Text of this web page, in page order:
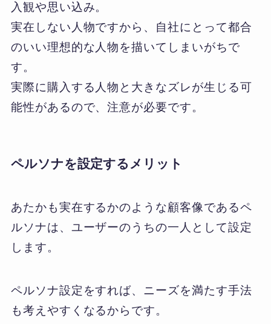
入観や思い込み。
実在しない人物ですから、自社にとって都合
のいい理想的な人物を描いてしまいがちで
す。
実際に購入する人物と大きなズレが生じる可
能性があるので、注意が必要です。
ペルソナを設定するメリット
あたかも実在するかのような顧客像であるペ
ルソナは、ユーザーのうちの一人として設定
します。
ペルソナ設定をすれば、ニーズを満たす手法
も考えやすくなるからです。